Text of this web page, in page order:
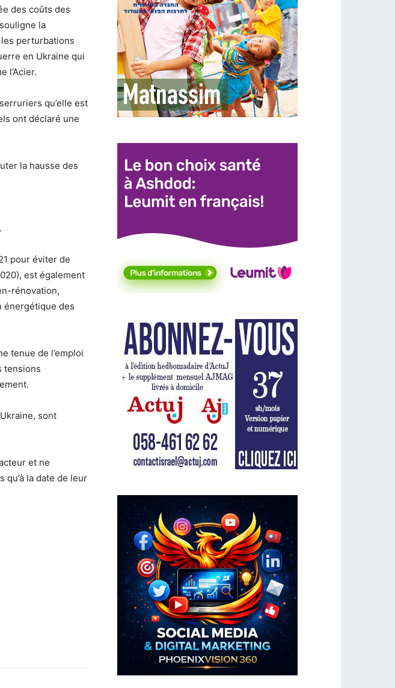
des coûts des
la
perturbations
en Ukraine qui
l’Acier.
qu’elle est
ont déclaré une
la hausse des
pour éviter de
est également
rénovation,
énergétique des
tenue de l’emploi
tensions
sont
et ne
la date de leur